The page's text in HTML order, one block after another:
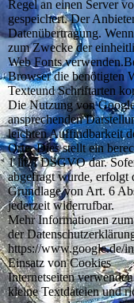
Regel an einen Server
gespeichert. Der
Datenübertragung.
zum Zwecke der
Web Fonts
Browser die benötigten
Texteund Schriftarten
Die Nutzung von
ansprechenden
leichten Auffindbarkeit
Orte. Dies stellt ein
1 lit. f DSGVO dar.
abgefragt wurde, erfolgt
Grundlage von Art. 6
jederzeit widerrufbar.
Mehr Informationen
der
https://www.google.de/
Einsatz von Cookies
Internetseiten
kleine Textdateien und